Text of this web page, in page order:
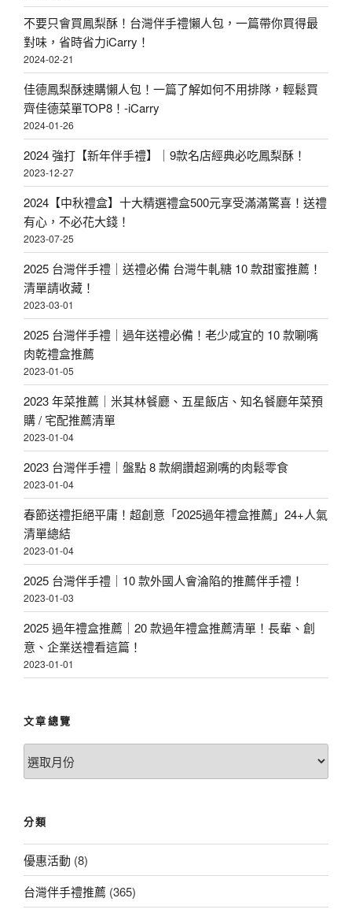
不要只會買鳳梨酥！台灣伴手禮懶人包，一篇帶你買得最
對味，省時省力iCarry！
2024-02-21
佳德鳳梨酥速購懶人包！一篇了解如何不用排隊，輕鬆買
齊佳德菜單TOP8！-iCarry
2024-01-26
2024 強打【新年伴手禮】｜9款名店經典必吃鳳梨酥！
2023-12-27
2024【中秋禮盒】十大精選禮盒500元享受滿滿驚喜！送禮
有心，不必花大錢！
2023-07-25
2025 台灣伴手禮｜送禮必備 台灣牛軋糖 10 款甜蜜推薦！
清單請收藏！
2023-03-01
2025 台灣伴手禮｜過年送禮必備！老少咸宜的 10 款唰嘴
肉乾禮盒推薦
2023-01-05
2023 年菜推薦｜米其林餐廳、五星飯店、知名餐廳年菜預
購 / 宅配推薦清單
2023-01-04
2023 台灣伴手禮｜盤點 8 款網讚超涮嘴的肉鬆零食
2023-01-04
春節送禮拒絕平庸！超創意「2025過年禮盒推薦」24+人氣
清單總結
2023-01-04
2025 台灣伴手禮｜10 款外國人會淪陷的推薦伴手禮！
2023-01-03
2025 過年禮盒推薦｜20 款過年禮盒推薦清單！長輩、創
意、企業送禮看這篇！
2023-01-01
文章總覽
文
章
分類
優惠活動 (8)
台灣伴手禮推薦 (365)